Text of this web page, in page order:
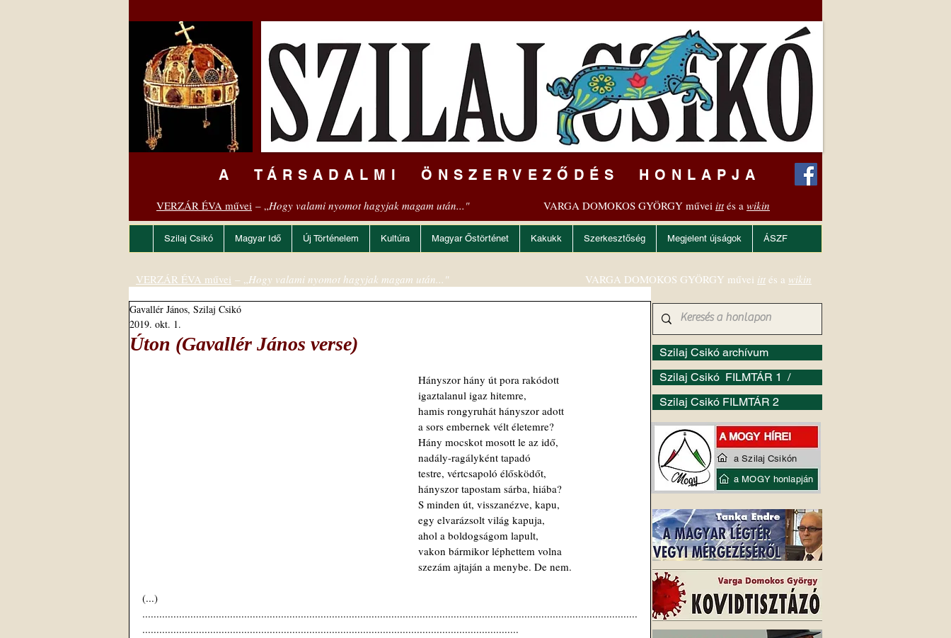
A TÁRSADALMI ÖNSZERVEZŐDÉS HONLAPJA
VERZÁR ÉVA művei – „Hogy valami nyomot hagyjak magam után..." VARGA DOMOKOS GYÖRGY művei ittés a wikin
Szilaj Csikó Magyar Idő Új Történelem Kultúra Magyar Őstörténet Kakukk Szerkesztőség Megjelent újságok ÁSZF
Úton (Gavallér János verse)
Gavallér János, Szilaj Csikó
2019. okt. 1.
Hányszor hány út pora rakódott
igaztalanul igaz hitemre,
hamis rongyruhát hányszor adott
a sors embernek vélt életemre?
Hány mocskot mosott le az idő,
nadály-ragályként tapadó
testre, vértcsapoló élősködőt,
hányszor tapostam sárba, hiába?
S minden út, visszanézve, kapu,
egy elvarázsolt világ kapuja,
ahol a boldogságom lapult,
vakon bármikor léphettem volna
szezám ajtaján a menybe. De nem.
(...)
...............................................................................................................................................................................
.....................................................................................................................................
Szilaj Csikó archívum
Szilaj Csikó FILMTÁR 1 /
Szilaj Csikó FILMTÁR 2
VERZÁR ÉVA művei – „Hogy valami nyomot hagyjak magam után..." VARGA DOMOKOS GYÖRGY művei itt és a wikin
a Szilaj Csikón
a MOGY honlapján